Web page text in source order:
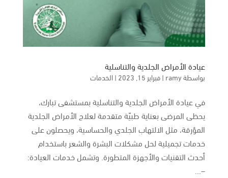
عيادة الأمراض الجلدية والتناسلية
بواسطةramy
|فبراير 15, 2023 |الخدمات
في عيادة الأمراض الجلدية والتناسلية بمستشفى تبارك،
يحظى المرضى بعناية طبيّة متقدمة لعلاج الأمراض الجلدية
المؤرقة، مثل الالتهاب الجلدي والحساسية، ويحصلون على
خدمات تجميلية لحل مشكلات البشرة والشعر باستخدام
أحدث التقنيات والأجهزة المتطورة. وتشمل خدمات العيادة:
–...